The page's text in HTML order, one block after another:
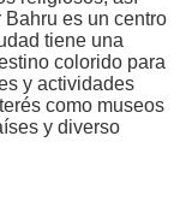
es un centro
tiene una
colorido para
y actividades
como museos
y diverso